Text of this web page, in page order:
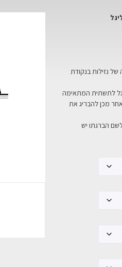
של נזילות בנקודת
לתשתית המתאימה
ולאחר מכן להבריג את
הברגתו יש